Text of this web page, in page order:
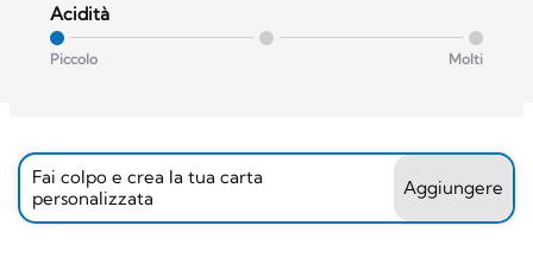
Acidità
Piccolo Molti
Fai colpo e crea la tua carta
personalizzata
Aggiungere